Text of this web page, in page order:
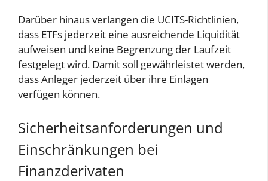
Darüber hinaus verlangen die UCITS-Richtlinien,
dass ETFs jederzeit eine ausreichende Liquidität
aufweisen und keine Begrenzung der Laufzeit
festgelegt wird. Damit soll gewährleistet werden,
dass Anleger jederzeit über ihre Einlagen
verfügen können.
Sicherheitsanforderungen und
Einschränkungen bei
Finanzderivaten